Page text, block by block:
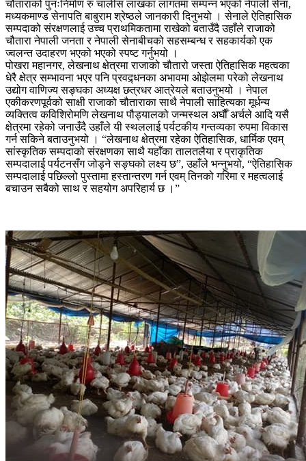
चौताराको पुनःनिर्माण रु चालीस लाखका लागतमा सम्पन्न भएको नेपाली सेना,
मध्यकमाण्ड सेनापति बाबुराम श्रेष्ठले जानकारी दिनुभयो । सेनाले ऐतिहासिक
सम्पदाको संरक्षणलाई उच्च प्राथमिकतामा राखेको बताउँदै उहाँले राजाको
चौतारा नेपाली जनता र नेपाली सेनाबीचको सहसम्बन्ध र सहकार्यको एक
ज्वलन्त उदाहरण भएको भएको स्पष्ट गर्नुभयो ।
पोखरा महानगर, लेखनाथ क्षेत्रमा राजाको चौतारो जस्ता ऐतिहासिक महत्वका
धेरै क्षेत्र सम्भावना भएर पनि प्रवद्र्धनका अभावमा ओझेलमा परेको लेखनाथ
उद्योग वाणिज्य सङ्घका अध्यक्ष छत्रधर आत्रेयले बताउनुभयो । नेपाल
एकीकरणपूर्वको साक्षी राजाको चौताराका साथै नेपाली साहित्यका मूर्धन्य
व्यक्तित्व कविशिरोमणि लेखनाथ पौड्यालको जन्मस्थल अर्घाैँ अर्चले आदि यसै
क्षेत्रमा रहेको जनाउँदै उहाँले यी स्थललाई पर्यटकीय गन्तव्यका रुपमा विकास
गर्न सकिने बताउनुभयो । “लेखनाथ क्षेत्रमा रहेका ऐतिहासिक, धार्मिक एवम्
सांस्कृतिक सम्पदाको संरक्षणका साथै यहाँका तालतलैया र प्राकृतिक
सम्पदालाई पर्यटनसँग जोड्ने सङ्घको लक्ष्य छ”, उहाँले भन्नुभयो, “ऐतिहासिक
सम्पदालाई पछिल्लो पुस्तामा हस्तान्तरण गर्न एवम् तिनको गरिमा र महत्वलाई
बचाउन सबैको साथ र सहयोग अपरिहार्य छ ।”